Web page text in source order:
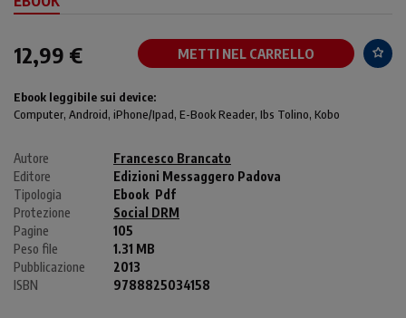
12,99 € METTI NEL CARRELLO
Ebook leggibile sui device:
Computer, Android, iPhone/Ipad, E-Book Reader, Ibs Tolino, Kobo
Autore
Francesco Brancato
Editore
Edizioni Messaggero Padova
Tipologia
Ebook Pdf
Protezione
Social DRM
Pagine
105
Peso file
1.31 MB
Pubblicazione
2013
ISBN
9788825034158